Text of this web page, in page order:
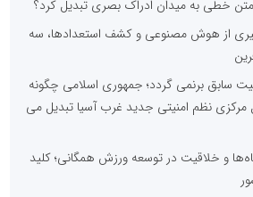
متن خطی به میدان ادراک بصری تبدیل کرد؟
از هوش مصنوعی و کشف استعدادها، سه
سابق برنمی گردد؛ جمهوری اسلامی چگونه
مرکزی نظم امنیتی جدید غرب آسیا تبدیل می
و خلاقیت در توسعه ورزش همگانی؛ کلید